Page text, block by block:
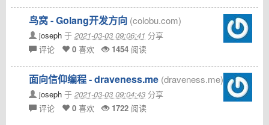
鸟窝 - Golang开发方向 (colobu.com)
joseph 于 2021-03-03 09:06:41 分享
评论
0 喜欢 1454 阅读
面向信仰编程 - draveness.me (draveness.me)
joseph 于 2021-03-03 09:04:43 分享
评论
0 喜欢 1722 阅读